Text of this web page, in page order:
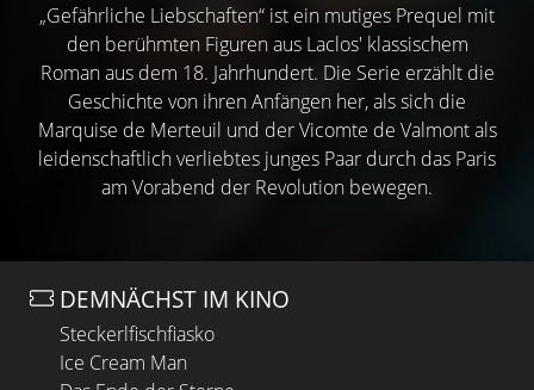
„Gefährliche Liebschaften“ ist ein mutiges Prequel mit
den berühmten Figuren aus Laclos' klassischem
Roman aus dem 18. Jahrhundert. Die Serie erzählt die
Geschichte von ihren Anfängen her, als sich die
Marquise de Merteuil und der Vicomte de Valmont als
leidenschaftlich verliebtes junges Paar durch das Paris
am Vorabend der Revolution bewegen.
DEMNÄCHST IM KINO
Steckerlfischfiasko
Ice Cream Man